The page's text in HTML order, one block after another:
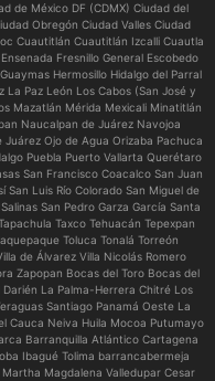
de México DF (CDMX) Ciudad del
Obregón Ciudad Valles Ciudad
Cuautitlán Cuautitlán Izcalli Cuautla
Fresnillo General Escobedo
Hermosillo Hidalgo del Parral
Paz León Los Cabos (San José y
Mazatlán Mérida Mexicali Minatitlán
Naucalpan de Juárez Navojoa
Ojo de Agua Orizaba Pachuca
Puebla Puerto Vallarta Querétaro
San Francisco Coacalco San Juan
San Luis Río Colorado San Miguel de
San Pedro Garza García Santa
Taxco Tehuacán Tepexpan
Toluca Tonalá Torreón
de Álvarez Villa Nicolás Romero
Zapopan Bocas del Toro Bocas del
Darién La Palma-Herrera Chitré Los
Santiago Panamá Oeste La
Cauca Neiva Huila Mocoa Putumayo
Barranquilla Atlántico Cartagena
Ibagué Tolima barrancabermeja
Magdalena Valledupar Cesar